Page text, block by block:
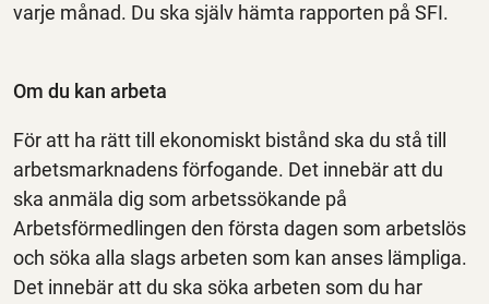
varje månad. Du ska själv hämta rapporten på SFI.
Om du kan arbeta
För att ha rätt till ekonomiskt bistånd ska du stå till
arbetsmarknadens förfogande. Det innebär att du
ska anmäla dig som arbetssökande på
Arbetsförmedlingen den första dagen som arbetslös
och söka alla slags arbeten som kan anses lämpliga.
Det innebär att du ska söka arbeten som du har